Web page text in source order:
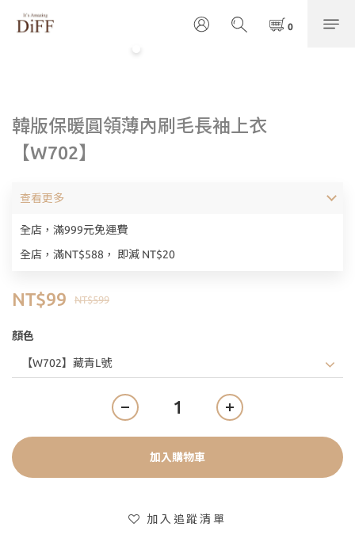
韓版保暖圓領薄內刷毛長袖上衣
【W702】
全店，滿999元免運費
全店，滿NT$588， 即減 NT$20
查看更多
NT$599
NT$99
顏色
加入購物車
加入追蹤清單